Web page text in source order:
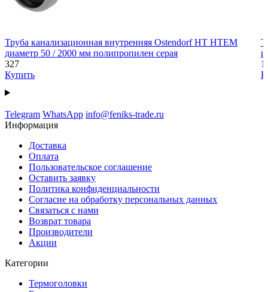
Труба канализационная внутренняя Ostendorf HT HTEM
диаметр 50 / 2000 мм полипропилен серая
327
Купить
1
Telegram WhatsApp info@feniks-trade.ru
Информация
Доставка
Оплата
Пользовательское соглашение
Оставить заявку
Политика конфиденциальности
Согласие на обработку персональных данных
Связаться с нами
Возврат товара
Производители
Акции
Категории
Термоголовки